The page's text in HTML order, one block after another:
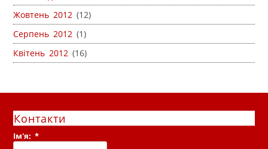
Жовтень 2012 (12)
Серпень 2012 (1)
Квітень 2012 (16)
Контакти
Ім'я:*